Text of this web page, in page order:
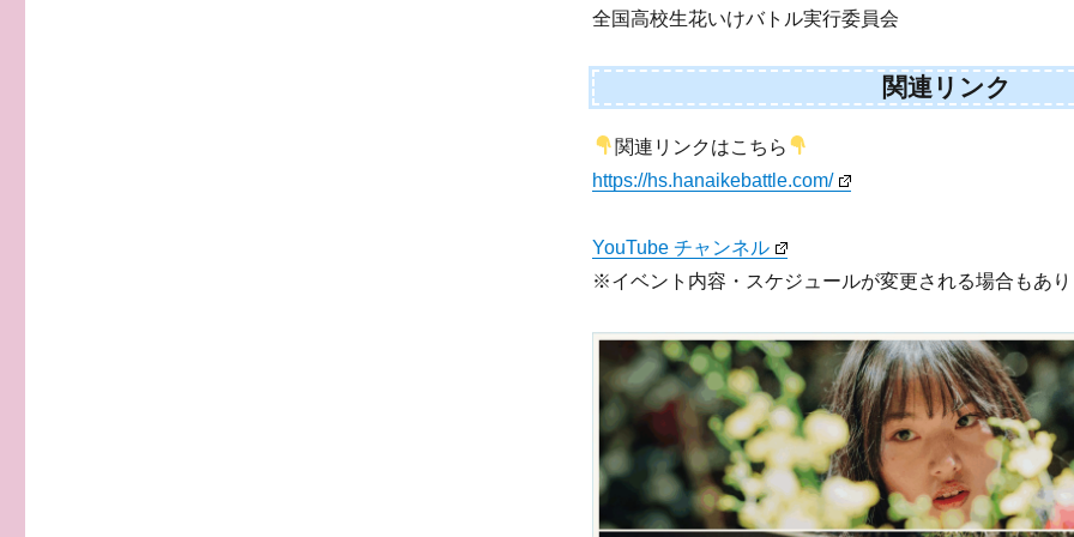
全国高校生花いけバトル実行委員会
関連リンク
関連リンクはこちら
https://hs.hanaikebattle.com/
YouTube チャンネル
※イベント内容・スケジュールが変更される場合もあ